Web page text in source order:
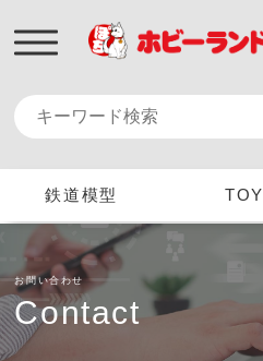
鉄道模型 TOY
お問い合わせ
Contact